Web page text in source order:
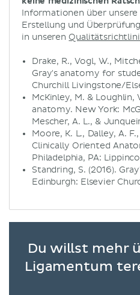
Informationen über unsere
Erstellung und
in unseren
Drake, R., Vogl, W.,
Gray's anatomy for
Churchill Livingstone/
McKinley, M. & Loughlin,
anatomy. New York:
Mescher, A. L., &
Moore, K. L., Dalley, A.
Clinically Oriented
Philadelphia, PA:
Standring, S. (2016).
Edinburgh: Elsevier
Du willst mehr
Ligamentum